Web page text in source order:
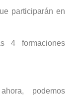
participarán en
4 formaciones
podemos